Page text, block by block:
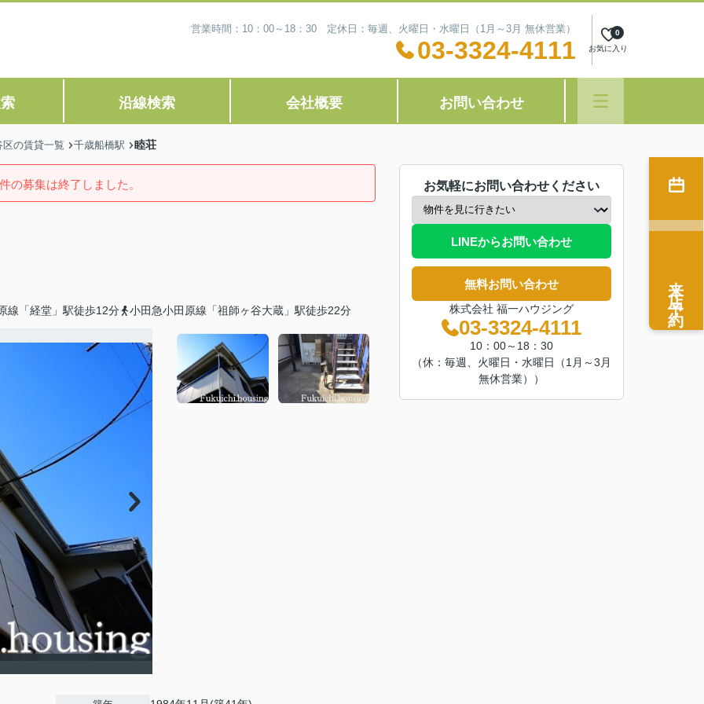
営業時間：10：00～18：30 定休日：毎週、火曜日・水曜日（1月～3月 無休営業）
03-3324-4111 お気に入り
0
沿線検索 会社概要 お問い合わせ
区の賃貸一覧 千歳船橋駅 睦荘
の募集は終了しました。
線「経堂」駅徒歩12分 小田急小田原線「祖師ヶ谷大蔵」駅徒歩22分
お気軽にお問い合わせください
LINEからお問い合わせ
無料お問い合わせ
株式会社 福一ハウジング
03-3324-4111
10：00～18：30
（休：毎週、火曜日・水曜日（1月～3月
無休営業））
来店予約